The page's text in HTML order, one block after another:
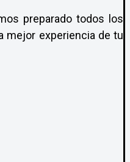
preparado todos los
mejor experiencia de tu